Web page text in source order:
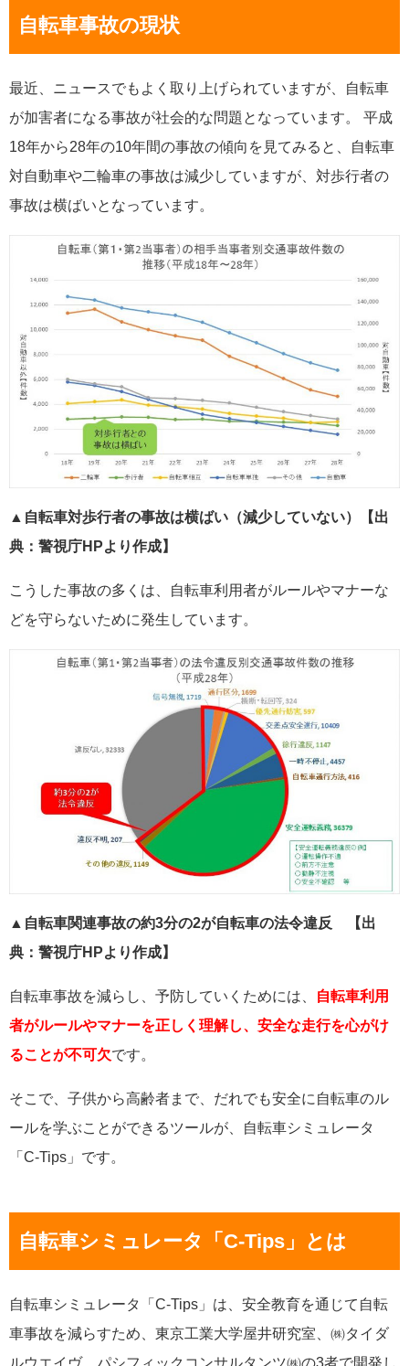
自転車事故の現状
最近、ニュースでもよく取り上げられていますが、自転車
が加害者になる事故が社会的な問題となっています。 平成
18年から28年の10年間の事故の傾向を見てみると、自転車
対自動車や二輪車の事故は減少していますが、対歩行者の
事故は横ばいとなっています。
▲自転車対歩行者の事故は横ばい（減少していない）
【出
典：警視庁HPより作成】
こうした事故の多くは、自転車利用者がルールやマナーな
どを守らないために発生しています。
▲自転車関連事故の約3分の2が自転車の法令違反 【出
典：警視庁HPより作成】
自転車事故を減らし、予防していくためには、
自転車利用
者がルールやマナーを正しく理解し、安全な走行を心がけ
ることが不可欠です。
そこで、 子供から高齢者まで、だれでも安全に自転車のル
ールを学ぶことができるツールが、自転車シミュレータ
「C-Tips」です。
自転車シミュレータ「C-Tips」とは
自転車シミュレータ「C-Tips」は、安全教育を通じて自転
車事故を減らすため、東京工業大学屋井研究室、㈱タイダ
ルウエイヴ、パシフィックコンサルタンツ㈱の3者で開発し